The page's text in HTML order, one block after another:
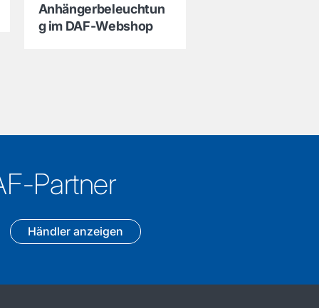
Anhängerbeleuchtun
g im DAF-Webshop
Partner
Händler anzeigen